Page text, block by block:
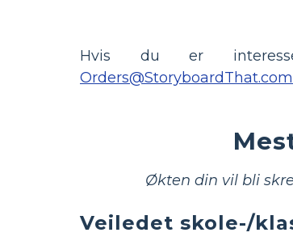
Hvis du er
Orders@StoryboardThat.com
Økten din vil bli
Veiledet skole-/